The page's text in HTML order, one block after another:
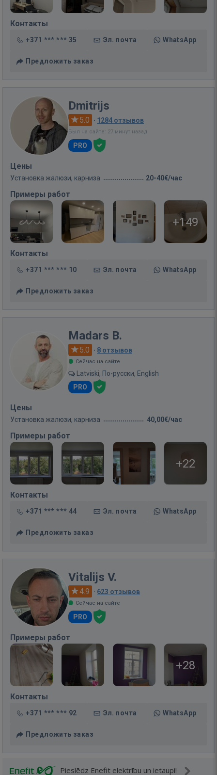
Контакты
+371 *** *** 35 Эл. почта WhatsApp
Предложить заказ
Dmitrijs
5.0 · 1284 отзывов
Был на сайте: 27 минут назад
PRO
Цены
Установка жалюзи, карниза 20-40€/час
Примеры работ
+149
Контакты
+371 *** *** 10 Эл. почта WhatsApp
Предложить заказ
Madars B.
5.0 · 8 отзывов
Сейчас на сайте
Latviski, По-русски, English
PRO
Цены
Установка жалюзи, карниза 40,00€/час
Примеры работ
+22
Контакты
+371 *** *** 44 Эл. почта WhatsApp
Предложить заказ
Vitalijs V.
4.9 · 623 отзывов
Сейчас на сайте
PRO
Примеры работ
+28
Контакты
+371 *** *** 92 Эл. почта WhatsApp
Предложить заказ
Pieslēdz Enefit elektrību un ietaupi!